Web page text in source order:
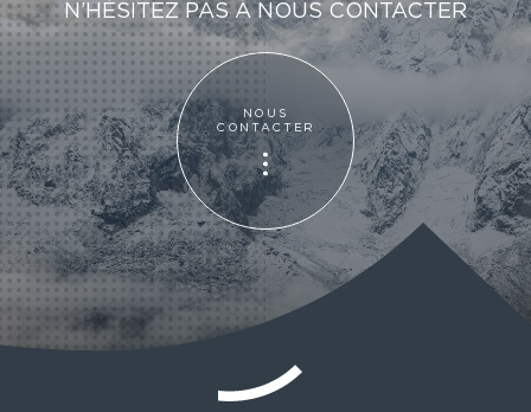
N’HÉSITEZ PAS À NOUS CONTACTER
NOUS
CONTACTER
NOUS
CONTACTER